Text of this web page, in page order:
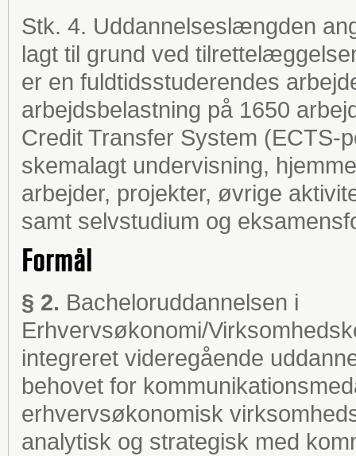
Stk. 4. Uddannelseslængden
lagt til grund ved
er en fuldtidsstuderendes
arbejdsbelastning på 1650
Credit Transfer System (ECTS-
skemalagt undervisning,
arbejder, projekter, øvrige
samt selvstudium og
Formål
§ 2. Bacheloruddannelsen i
Erhvervsøkonomi/
integreret videregående
behovet for
erhvervsøkonomisk
analytisk og strategisk med